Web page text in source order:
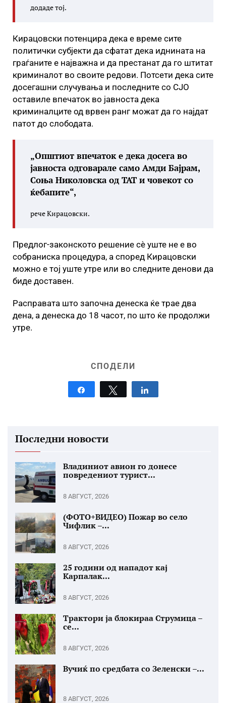
додаде тој.
Кирацовски потенцира дека е време сите
политички субјекти да сфатат дека иднината на
граѓаните е најважна и да престанат да го штитат
криминалот во своите редови. Потсети дека сите
досегашни случувања и последните со СЈО
оставиле впечаток во јавноста дека
криминалците од врвен ранг можат да го најдат
патот до слободата.
„Општиот впечаток е дека досега во
јавноста одговарале само Амди Бајрам,
Соња Николовска од ТАТ и човекот со
ќебапите“,
рече Кирацовски.
Предлог-законското решение сè уште не е во
собраниска процедура, а според Кирацовски
можно е тој уште утре или во следните денови да
биде доставен.
Расправата што започна денеска ќе трае два
дена, а денеска до 18 часот, по што ќе продолжи
утре.
СПОДЕЛИ
Tweet
Последни новости
Владиниот авион го донесе
повредениот турист...
8 АВГУСТ, 2026
(ФОТО+ВИДЕО) Пожар во село
Чифлик –...
8 АВГУСТ, 2026
25 години од нападот кај
Карпалак...
8 АВГУСТ, 2026
Трактори ја блокираа Струмица –
се...
8 АВГУСТ, 2026
Вучиќ по средбата со Зеленски –...
8 АВГУСТ, 2026